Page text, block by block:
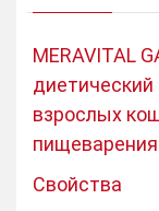
MERAVITAL
взрослых
Свойства